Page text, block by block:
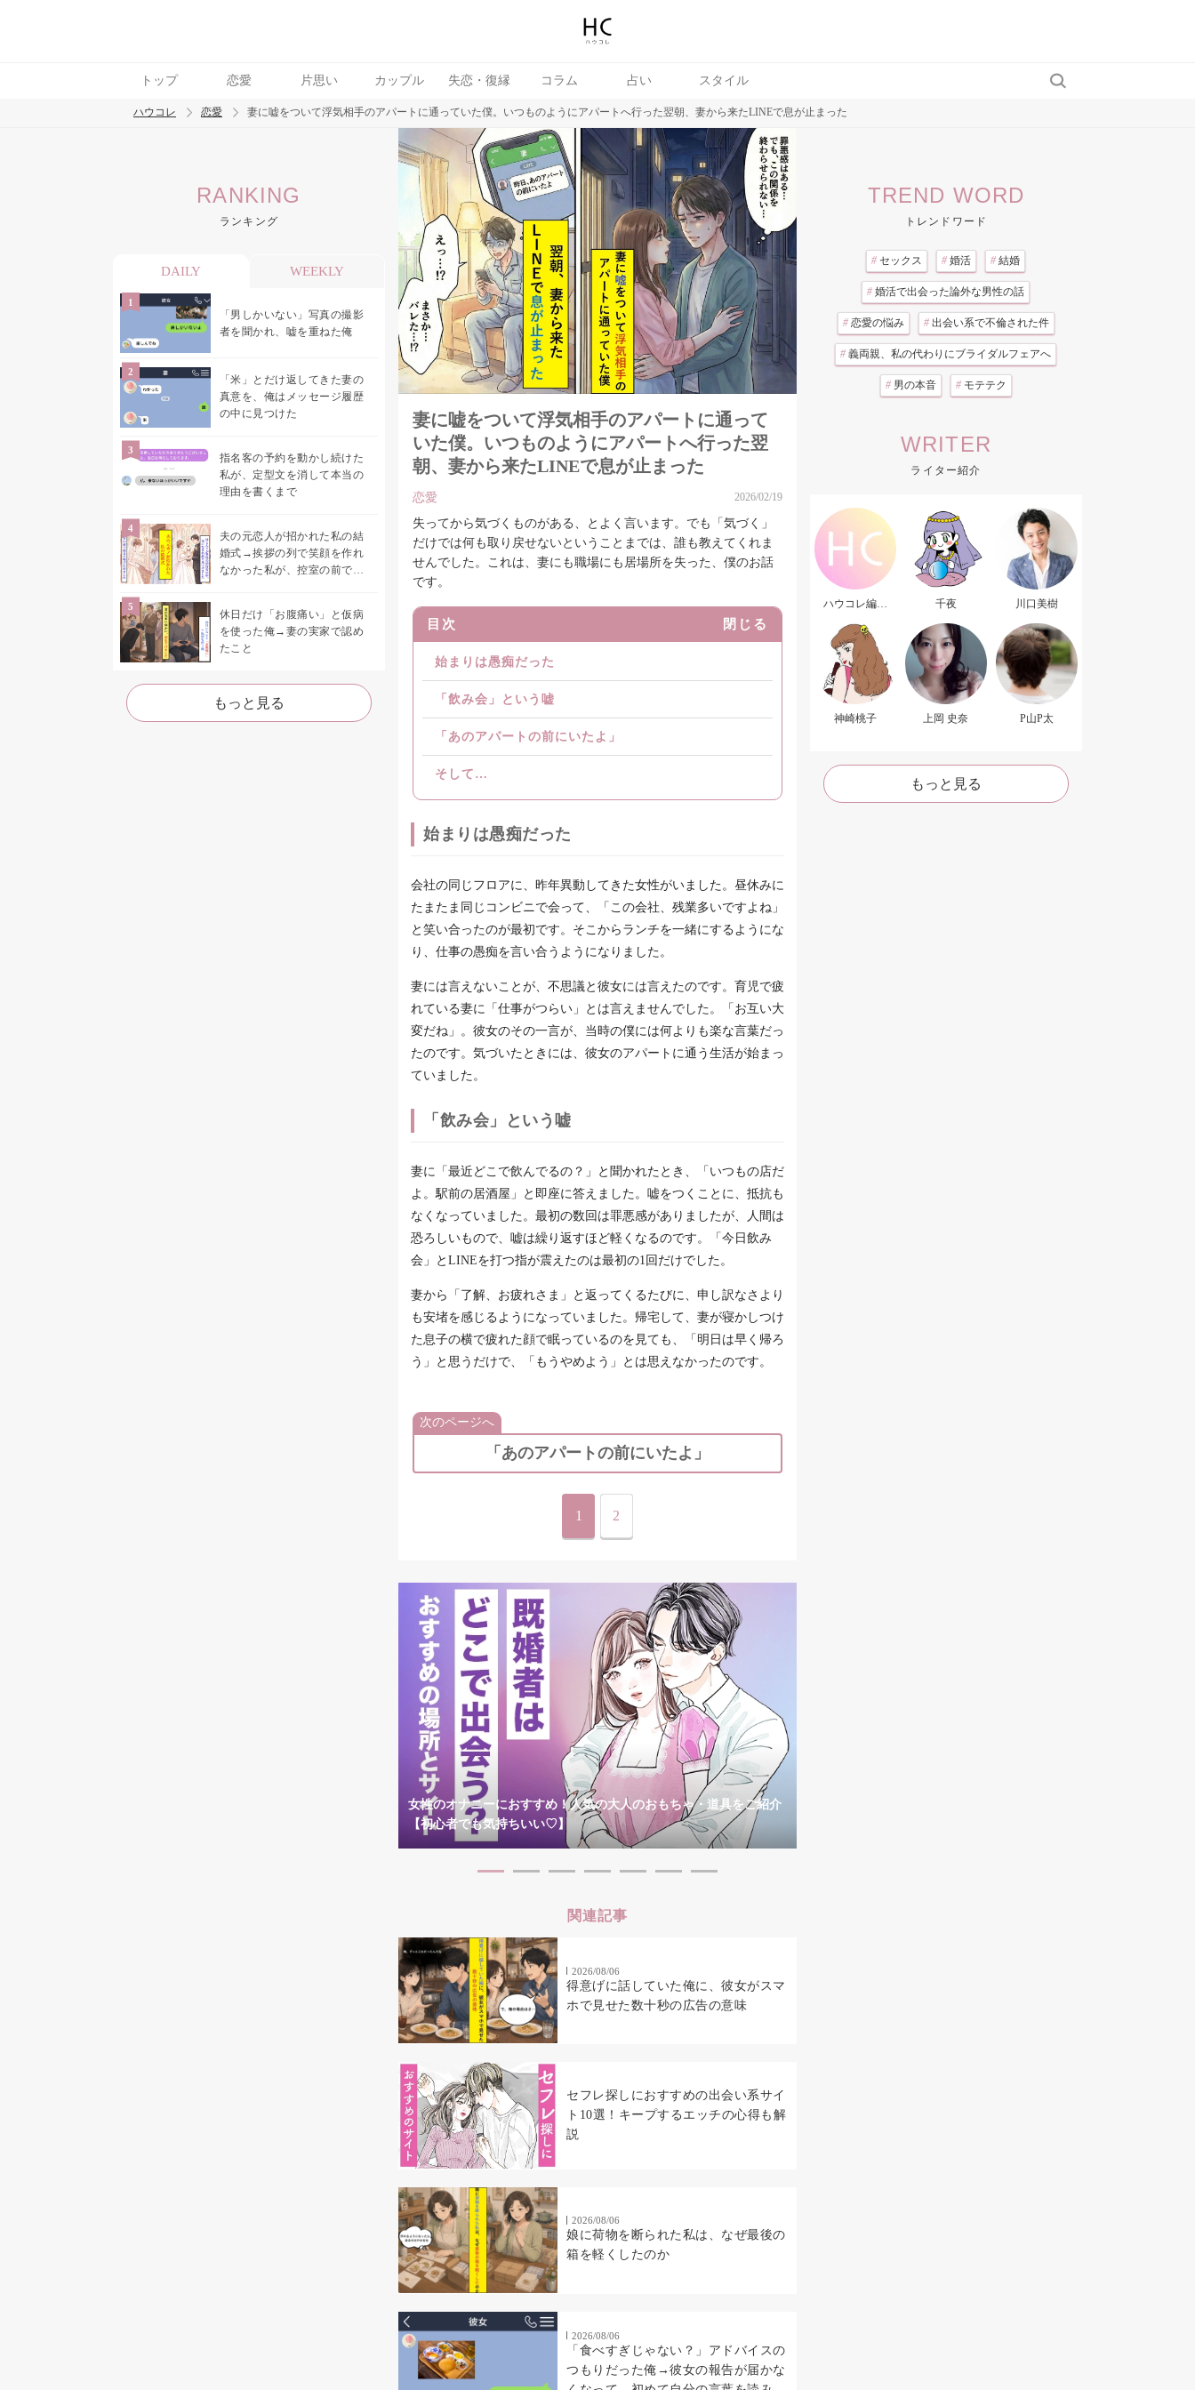
トップ 恋愛 片思い カップル 失恋・復縁 コラム 占い スタイル
トレンド ワード
ハウコレ 恋愛 妻に嘘をついて浮気相手のアパートに通っていた僕。いつものようにアパートへ行った翌朝、妻から来たLINEで息が止まった
RANKING
ランキング
DAILY WEEKLY
「男しかいない」写真の撮影
者を聞かれ、嘘を重ねた俺
「米」とだけ返してきた妻の
真意を、俺はメッセージ履歴
の中に見つけた
指名客の予約を動かし続けた
私が、定型文を消して本当の
理由を書くまで
夫の元恋人が招かれた私の結
婚式→挨拶の列で笑顔を作れ
なかった私が、控室の前で彼
休日だけ「お腹痛い」と仮病
を使った俺→妻の実家で認め
たこと
もっと見る
妻に嘘をついて浮気相手のアパートに通って
いた僕。いつものようにアパートへ行った翌
朝、妻から来たLINEで息が止まった
恋愛 2026/02/19
失ってから気づくものがある、とよく言います。でも「気づく」
だけでは何も取り戻せないということまでは、誰も教えてくれま
せんでした。これは、妻にも職場にも居場所を失った、僕のお話
です。
目次 閉じる
始まりは愚痴だった
「飲み会」という嘘
「あのアパートの前にいたよ」
そして…
始まりは愚痴だった
会社の同じフロアに、昨年異動してきた女性がいました。昼休みに
たまたま同じコンビニで会って、「この会社、残業多いですよね」
と笑い合ったのが最初です。そこからランチを一緒にするようにな
り、仕事の愚痴を言い合うようになりました。
妻には言えないことが、不思議と彼女には言えたのです。育児で疲
れている妻に「仕事がつらい」とは言えませんでした。「お互い大
変だね」。彼女のその一言が、当時の僕には何よりも楽な言葉だっ
たのです。気づいたときには、彼女のアパートに通う生活が始まっ
ていました。
「飲み会」という嘘
妻に「最近どこで飲んでるの？」と聞かれたとき、「いつもの店だ
よ。駅前の居酒屋」と即座に答えました。嘘をつくことに、抵抗も
なくなっていました。最初の数回は罪悪感がありましたが、人間は
恐ろしいもので、嘘は繰り返すほど軽くなるのです。「今日飲み
会」とLINEを打つ指が震えたのは最初の1回だけでした。
妻から「了解、お疲れさま」と返ってくるたびに、申し訳なさより
も安堵を感じるようになっていました。帰宅して、妻が寝かしつけ
た息子の横で疲れた顔で眠っているのを見ても、「明日は早く帰ろ
う」と思うだけで、「もうやめよう」とは思えなかったのです。
次のページへ
「あのアパートの前にいたよ」
1 2
女性のオナニーにおすすめ！人気の大人のおもちゃ・道具をご紹介
【初心者でも気持ちいい♡】
関連記事
2026/08/06
得意げに話していた俺に、彼女がスマ
ホで見せた数十秒の広告の意味
セフレ探しにおすすめの出会い系サイ
ト10選！キープするエッチの心得も解
説
2026/08/06
娘に荷物を断られた私は、なぜ最後の
箱を軽くしたのか
2026/08/06
「食べすぎじゃない？」アドバイスの
つもりだった俺→彼女の報告が届かな
TREND WORD
トレンドワード
# セックス # 婚活 # 結婚
# 婚活で出会った論外な男性の話
# 恋愛の悩み # 出会い系で不倫された件
# 義両親、私の代わりにブライダルフェアへ
# 男の本音 # モテテク
WRITER
ライター紹介
ハウコレ編集
千夜 川口美樹
神崎桃子 上岡 史奈 P山P太
もっと見る